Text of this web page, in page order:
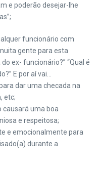
e poderão desejar-lhe
funcionário com
gente para esta
ex- funcionário?” “Qual é
E por aí vai…
dar uma checada na
etc;
causará uma boa
e respeitosa;
e emocionalmente para
durante a